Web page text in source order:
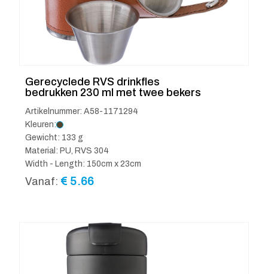
Gerecyclede RVS drinkfles
bedrukken 230 ml met twee bekers
Artikelnummer: A58-1171294
Kleuren:
Gewicht: 133 g
Material: PU, RVS 304
Width - Length: 150cm x 23cm
Vanaf: € 5.66